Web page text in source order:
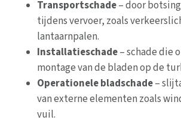
Transportschade– door
tijdens vervoer, zoals
lantaarnpalen.
Installatieschade– schade die
montage van de bladen op de
Operationele bladschade–
van externe elementen zoals
vuil.